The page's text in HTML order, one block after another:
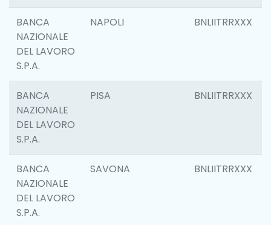
BANCA
NAZIONALE
DEL LAVORO
S.P.A.
NAPOLI BNLIITRRXXX
BANCA
NAZIONALE
DEL LAVORO
S.P.A.
PISA BNLIITRRXXX
BANCA
NAZIONALE
DEL LAVORO
S.P.A.
SAVONA BNLIITRRXXX